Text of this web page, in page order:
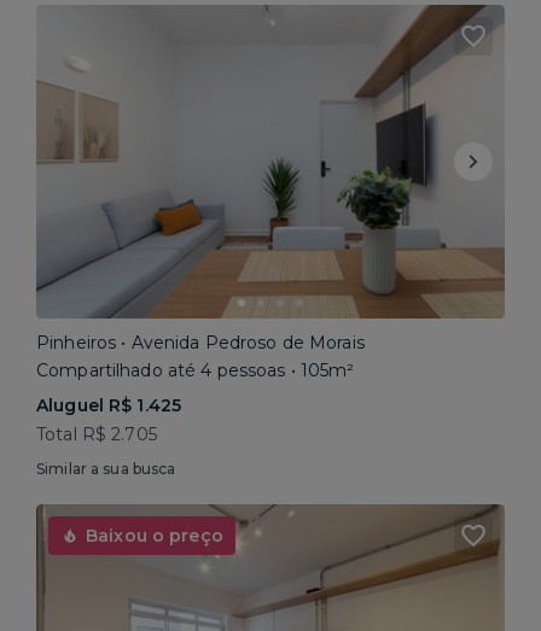
Pinheiros • Avenida Pedroso de Morais
Compartilhado até 4 pessoas • 105m²
Aluguel R$ 1.425
Total R$ 2.705
Similar a sua busca
Baixou o preço